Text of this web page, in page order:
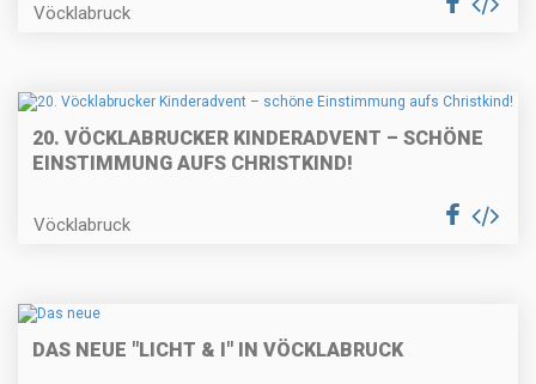
Vöcklabruck
20. VÖCKLABRUCKER KINDERADVENT – SCHÖNE
EINSTIMMUNG AUFS CHRISTKIND!
Vöcklabruck
DAS NEUE "LICHT & I" IN VÖCKLABRUCK